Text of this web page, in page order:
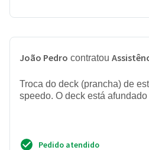
João Pedro contratou
Troca do deck (prancha) de
speedo. O deck está
Pedido atendido